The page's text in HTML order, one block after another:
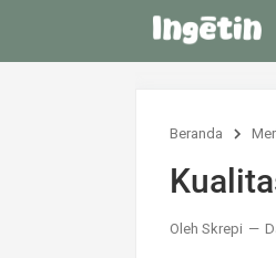
Beranda
Oleh Skrepi